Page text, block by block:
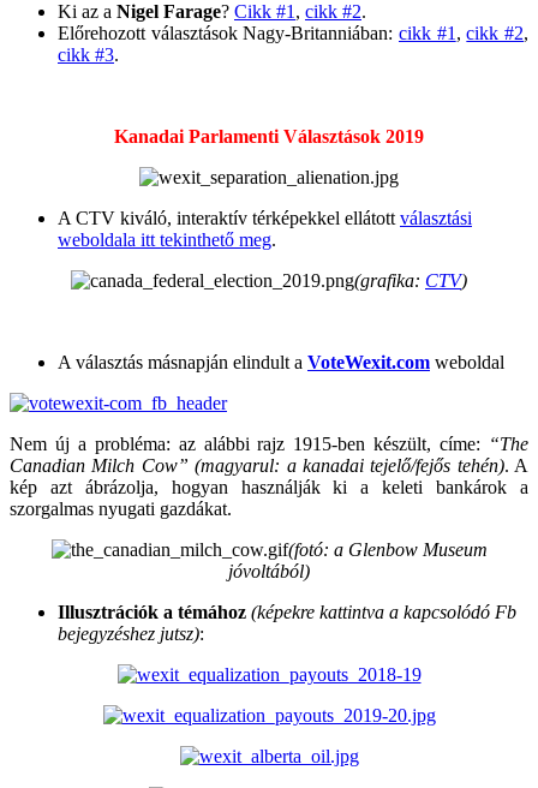
Ki az a Nigel Farage? Cikk #1, cikk #2.
Előrehozott választások Nagy-Britanniában: cikk #1,cikk #2,
cikk #3.
Kanadai Parlamenti Választások 2019
A CTV kiváló, interaktív térképekkel ellátottválasztási
weboldala itt tekinthető meg.
(grafika: CTV)
A választás másnapján elindult a VoteWexit.com weboldal
Nem új a probléma: az alábbi rajz 1915-ben készült, címe: “The
Canadian Milch Cow” (magyarul: a kanadai tejelő/fejős tehén). A
kép azt ábrázolja, hogyan használják ki a keleti bankárok a
szorgalmas nyugati gazdákat.
(fotó: a Glenbow Museum
jóvoltából)
Illusztrációk a témához (képekre kattintva a kapcsolódó Fb
bejegyzéshez jutsz):